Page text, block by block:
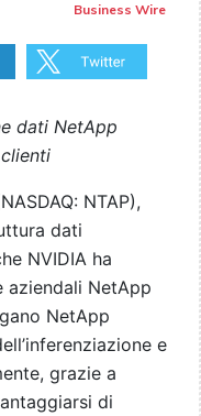
Business Wire
dati NetApp
NTAP),
dati
NVIDIA ha
aziendali NetApp
NetApp
e
grazie a
di